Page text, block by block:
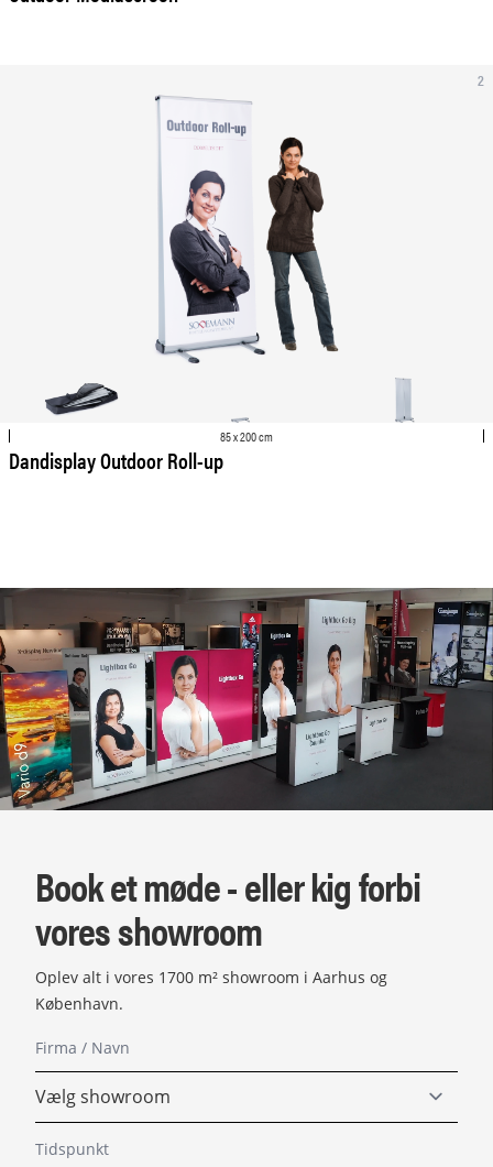
2
85 x 200 cm
Dandisplay Outdoor Roll-up
Book et møde - eller kig forbi
vores showroom
Oplev alt i vores 1700 m² showroom i Aarhus og
København.